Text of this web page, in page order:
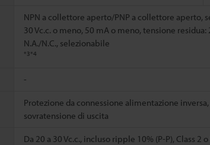
NPN a collettore aperto/PNP a collettore aperto,
30 Vc.c. o meno, 50 mA o meno, tensione residua:
N.A./N.C., selezionabile
*3*4
-
Protezione da connessione alimentazione
sovratensione di uscita
Da 20 a 30 Vc.c., incluso ripple 10% (P-P), Class 2 o